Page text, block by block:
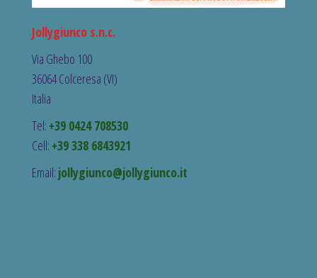
Jollygiunco s.n.c.
Via Ghebo 100
36064 Colceresa (VI)
Italia
Tel: +39 0424 708530
Cell: +39 338 6843921
Email: jollygiunco@jollygiunco.it